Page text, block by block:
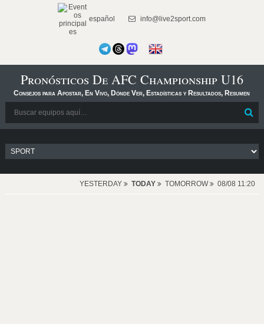
español info@live2sport.com
Pronósticos De AFC Championship U16
Consejos para Apostar, En Vivo, Dónde Ver, Estadísticas y Resultados, Resumen
YESTERDAY TODAY TOMORROW 08/08 11:20